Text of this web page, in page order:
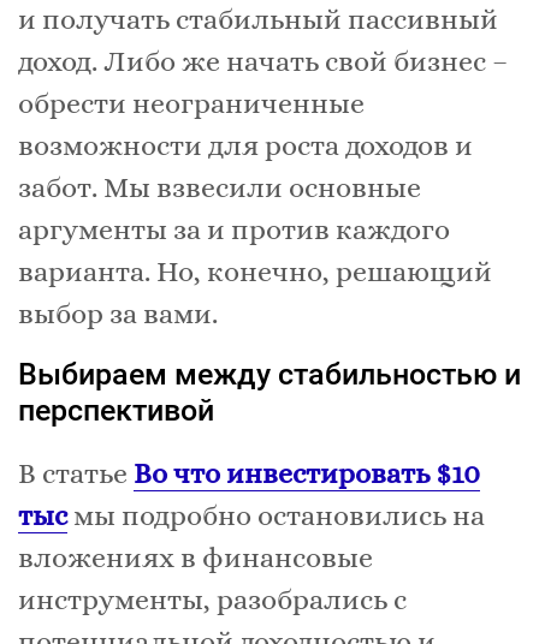
и получать стабильный пассивный
доход. Либо же начать свой бизнес –
обрести неограниченные
возможности для роста доходов и
забот. Мы взвесили основные
аргументы за и против каждого
варианта. Но, конечно, решающий
выбор за вами.
Выбираем между стабильностью и
перспективой
В статье Во что инвестировать $10
тыс мы подробно остановились на
вложениях в финансовые
инструменты, разобрались с